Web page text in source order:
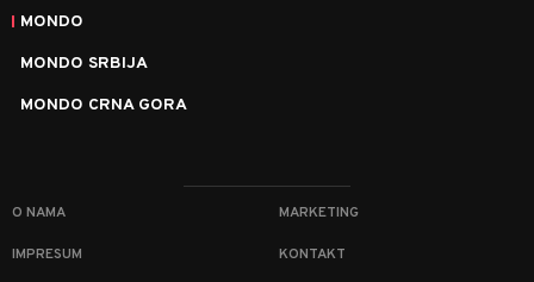
MONDO
MONDO SRBIJA
MONDO CRNA GORA
O NAMA MARKETING
IMPRESUM KONTAKT